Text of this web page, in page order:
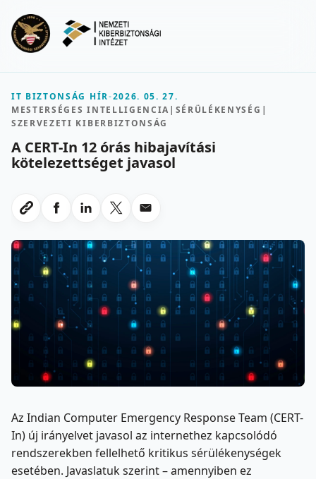
IT BIZTONSÁG HÍR-2026. 05. 27.
MESTERSÉGES INTELLIGENCIA | SÉRÜLÉKENYSÉG |
SZERVEZETI KIBERBIZTONSÁG
A CERT-In 12 órás hibajavítási
kötelezettséget javasol
Link masolasa
Megosztas Facebookon
Megosztas LinkedInen
Megosztas X-en
Megosztas emailben
Az Indian Computer Emergency Response Team (CERT-
In) új irányelvet javasol az internethez kapcsolódó
rendszerekben fellelhető kritikus sérülékenységek
esetében. Javaslatuk szerint – amennyiben ez